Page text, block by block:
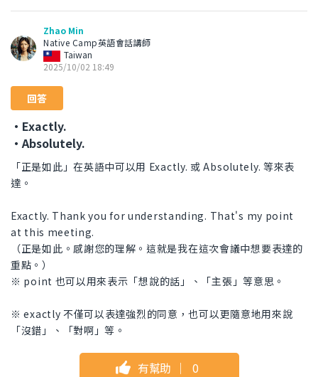
Zhao Min
Native Camp英語會話講師
Taiwan
2025/10/02 18:49
回答
・Exactly.
・Absolutely.
「正是如此」在英語中可以用 Exactly. 或 Absolutely. 等來表
達。
Exactly. Thank you for understanding. That's my point
at this meeting.
（正是如此。感謝您的理解。這就是我在這次會議中想要表達的
重點。）
※ point 也可以用來表示「想說的話」、「主張」等意思。
※ exactly 不僅可以表達強烈的同意，也可以更隨意地用來說
「沒錯」、「對啊」等。
有幫助 ｜ 0